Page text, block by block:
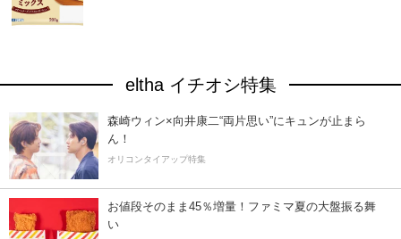
eltha イチオシ特集
森崎ウィン×向井康二“両片思い”にキュンが止まら
ん！
オリコンタイアップ特集
お値段そのまま45％増量！ファミマ夏の大盤振る舞
い